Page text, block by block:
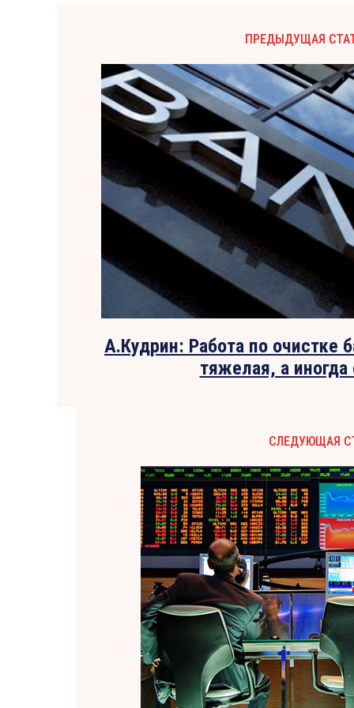
ПРЕДЫДУЩАЯ
А.Кудрин: Работа по очистке
тяжелая, а иногда
СЛЕДУЮЩАЯ